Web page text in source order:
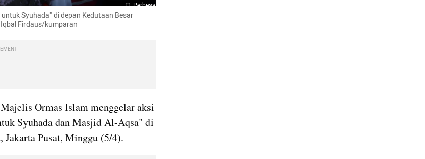
Perbesar
Syuhada" di depan Kedutaan Besar
Firdaus/kumparan
Ormas Islam menggelar aksi
Syuhada dan Masjid Al-Aqsa" di
Jakarta Pusat, Minggu (5/4).